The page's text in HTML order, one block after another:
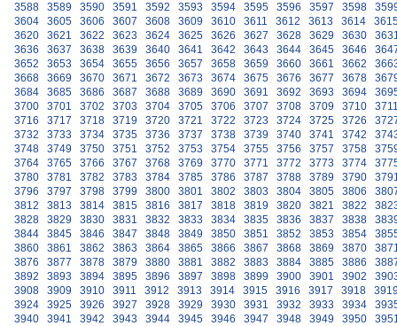
3588
3589 3590 3591 3592 3593 3594 3595 3596 3597 3598
3604
3605 3606 3607 3608 3609 3610 3611 3612 3613 3614
3620
3621 3622 3623 3624 3625 3626 3627 3628 3629 3630
3636
3637 3638 3639 3640 3641 3642 3643 3644 3645 3646
3652
3653 3654 3655 3656 3657 3658 3659 3660 3661 3662
3668
3669 3670 3671 3672 3673 3674 3675 3676 3677 3678
3684
3685 3686 3687 3688 3689 3690 3691 3692 3693 3694
3700
3701 3702 3703 3704 3705 3706 3707 3708 3709 3710
3716
3717 3718 3719 3720 3721 3722 3723 3724 3725 3726
3732
3733 3734 3735 3736 3737 3738 3739 3740 3741 3742
3748
3749 3750 3751 3752 3753 3754 3755 3756 3757 3758
3764
3765 3766 3767 3768 3769 3770 3771 3772 3773 3774
3780
3781 3782 3783 3784 3785 3786 3787 3788 3789 3790
3796
3797 3798 3799 3800 3801 3802 3803 3804 3805 3806
3812
3813 3814 3815 3816 3817 3818 3819 3820 3821 3822
3828
3829 3830 3831 3832 3833 3834 3835 3836 3837 3838
3844
3845 3846 3847 3848 3849 3850 3851 3852 3853 3854
3860
3861 3862 3863 3864 3865 3866 3867 3868 3869 3870
3876
3877 3878 3879 3880 3881 3882 3883 3884 3885 3886
3892
3893 3894 3895 3896 3897 3898 3899 3900 3901 3902
3908
3909 3910 3911 3912 3913 3914 3915 3916 3917 3918
3924
3925 3926 3927 3928 3929 3930 3931 3932 3933 3934
3940
3941 3942 3943 3944 3945 3946 3947 3948 3949 3950